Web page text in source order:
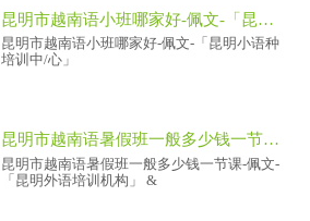
昆明市越南语小班哪家好-佩文-「昆明小语种培训中/心」
昆明市越南语小班哪家好-佩文-「昆明小语种
培训中/心」
昆明市越南语暑假班一般多少钱一节课-佩文-「昆明外语培训机构」
昆明市越南语暑假班一般多少钱一节课-佩文-
「昆明外语培训机构」 &